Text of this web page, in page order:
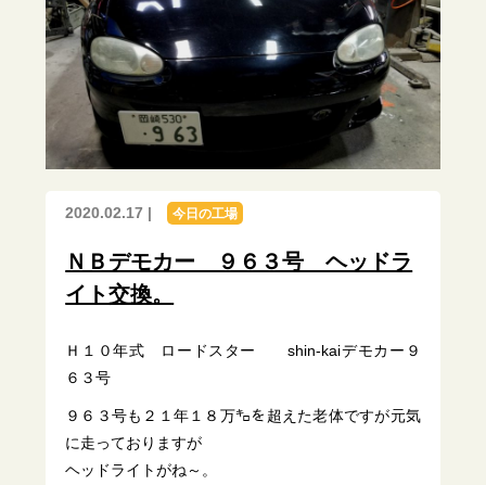
2020.02.17 | 今日の工場
ＮＢデモカー ９６３号 ヘッドラ
イト交換。
Ｈ１０年式 ロードスター shin-kaiデモカー９
６３号
９６３号も２１年１８万㌔を超えた老体ですが元気
に走っておりますが
ヘッドライトがね～。